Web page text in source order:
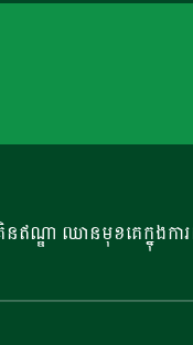
ឥណ្ឌា ឈានមុខគេក្នុងកា